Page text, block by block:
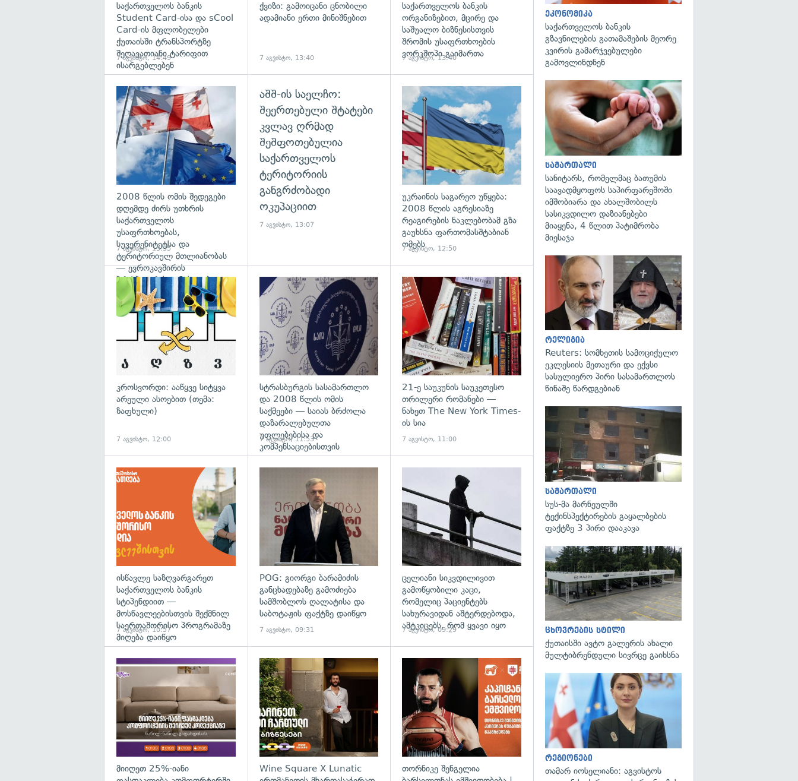
საქართველოს ბანკის
Student Card-ისა და sCool
Card-ის მფლობელები
ქუთაისში ტრანსპორტზე
შეღავათიანი ტარიფით
ისარგებლებენ
7 აგვისტო, 14:49
ქვიზი: გამოიცანი ცნობილი
ადამიანი ერთი მინიშნებით
7 აგვისტო, 13:40
საქართველოს ბანკის
ორგანიზებით, მცირე და
საშუალო ბიზნესისთვის
შრომის უსაფრთხოების
ვორკშოპი გაიმართა
7 აგვისტო, 13:40
გადახედვა
2008 წლის ომის შედეგები
დღემდე ძირს უთხრის
საქართველოს
უსაფრთხოებას,
სუვერენიტეტსა და
ტერიტორიულ მთლიანობას
— ევროკავშირის
პრესპიკერის განცხადება
7 აგვისტო, 13:35
აშშ-ის საელჩო:
შეერთებული შტატები
კვლავ ღრმად
შეშფოთებულია
საქართველოს
ტერიტორიის
განგრძობადი
ოკუპაციით
7 აგვისტო, 13:07
გადახედვა
უკრაინის საგარეო უწყება:
2008 წლის აგრესიაზე
რეაგირების ნაკლებობამ გზა
გაუხსნა ფართომასშტაბიან
ომებს
7 აგვისტო, 12:50
გადახედვა
კროსვორდი: ააწყვე სიტყვა
არეული ასოებით (თემა:
ზაფხული)
7 აგვისტო, 12:00
გადახედვა
სტრასბურგის სასამართლო
და 2008 წლის ომის
საქმეები — საიას ბრძოლა
დაზარალებულთა
უფლებებისა და
კომპენსაციებისთვის
7 აგვისტო, 11:53
გადახედვა
21-ე საუკუნის საუკეთესო
თრილერი რომანები —
ნახეთ The New York Times-
ის სია
7 აგვისტო, 11:00
ისწავლე საზღვარგარეთ
საქართველოს ბანკის
სტიპენდიით —
მოსწავლეებისთვის შექმნილ
საერთაშორისო პროგრამაზე
მიღება დაიწყო
7 აგვისტო, 10:57
POG: გიორგი ბარამიძის
განცხადებაზე გამოძიება
სამშობლოს ღალატისა და
საბოტაჟის ფაქტზე დაიწყო
7 აგვისტო, 09:31
გადახედვა
ცელიანი სიკვდილივით
გამოწყობილი კაცი,
რომელიც პაციენტებს
სახურავიდან აშტერდებოდა,
ამტკიცებს, რომ ყვავი იყო
7 აგვისტო, 09:29
მიიღეთ 25%-იანი
Wine Square X Lunatic
თორნიკე შენგელია
ეკონომიკა
საქართველოს ბანკის
გზავნილების გათამაშების მეორე
კვირის გამარჯვებულები
გამოვლინდნენ
სამართალი
სანიტარს, რომელმაც ბათუმის
საავადმყოფოს საპირფარეშოში
იმშობიარა და ახალშობილს
სასიკვდილო დაზიანებები
მიაყენა, 4 წლით პატიმრობა
მიესაჯა
რელიგია
Reuters: სომხეთის სამოციქულო
ეკლესიის მეთაური და ექვსი
სასულიერო პირი სასამართლოს
წინაშე წარდგებიან
სამართალი
სუს-მა მარნეულში
ტექინსპექტირების გაყალბების
ფაქტზე 3 პირი დააკავა
ცხოვრების სტილი
ქუთაისში ავტო გალერის ახალი
მულტიბრენდული სივრცე გაიხსნა
რეგიონები
თამარ იოსელიანი: აგვისტოს